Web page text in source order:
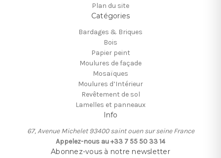
Plan du site
Catégories
Bardages & Briques
Bois
Papier peint
Moulures de façade
Mosaïques
Moulures d’Intérieur
Revêtement de sol
Lamelles et panneaux
Info
67, Avenue Michelet 93400 saint ouen sur seine France
Appelez-nous au +33 7 55 50 33 14
Abonnez-vous à notre newsletter